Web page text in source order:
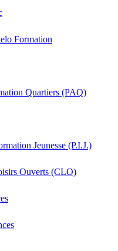
Formation
Quartiers (PAQ)
Jeunesse (P.I.J.)
Ouverts (CLO)